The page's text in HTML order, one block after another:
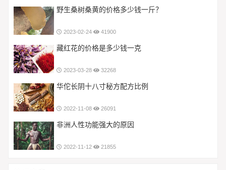
野生桑树桑黄的价格多少钱一斤？
2023-02-24 41900
藏红花的价格是多少钱一克
2023-03-28 32268
华佗长阴十八寸秘方配方比例
2022-11-08 26091
非洲人性功能强大的原因
2022-11-12 21855